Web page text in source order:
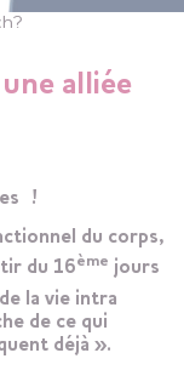
alliée
!
du corps,
du 16ème jours
la vie intra
de ce qui
déjà ».